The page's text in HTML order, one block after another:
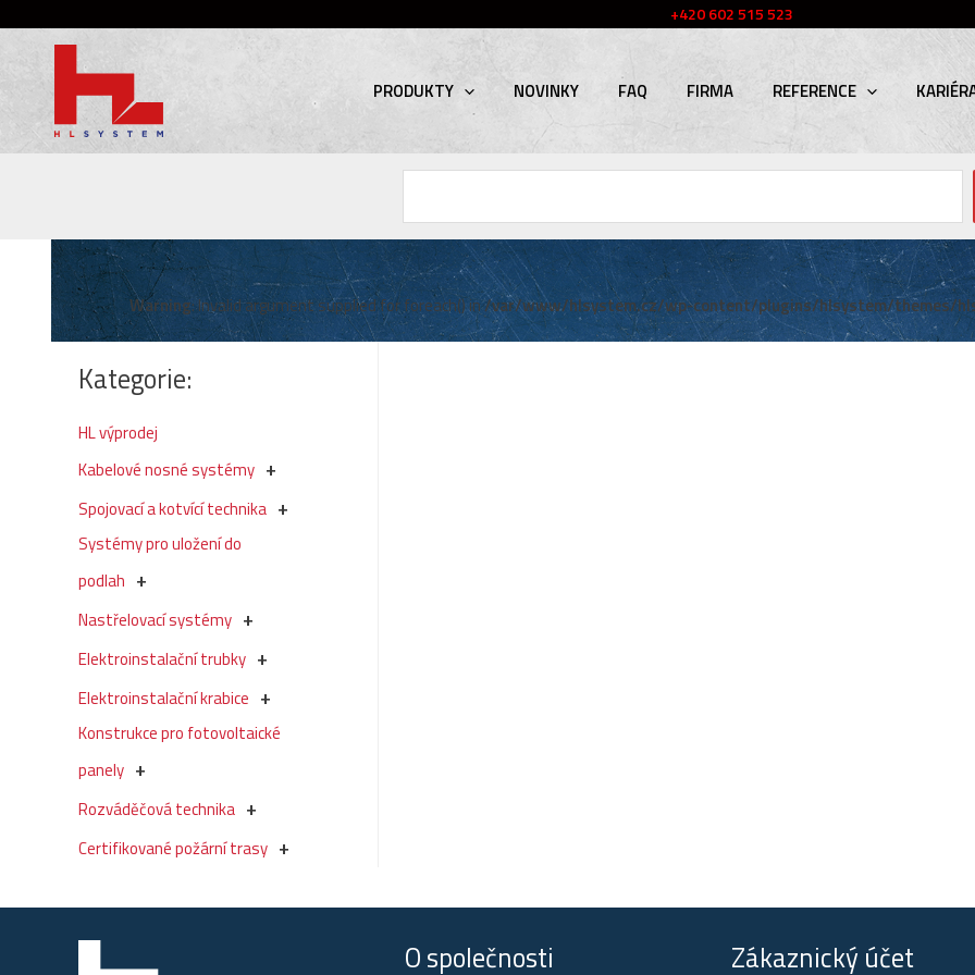
+420 602 515 523
PRODUKTY NOVINKY FAQ FIRMA REFERENCE
Kategorie:
HL výprodej
Kabelové nosné systémy
Spojovací a kotvící technika
Systémy pro uložení do
podlah
Nastřelovací systémy
Elektroinstalační trubky
Elektroinstalační krabice
Konstrukce pro fotovoltaické
panely
Rozváděčová technika
Certifikované požární trasy
Warning: Invalid argument supplied for foreach() in/var/www/hlsystem.cz/wp-content/plugins/hlsystem/themes/
O společnosti Zákaznický účet